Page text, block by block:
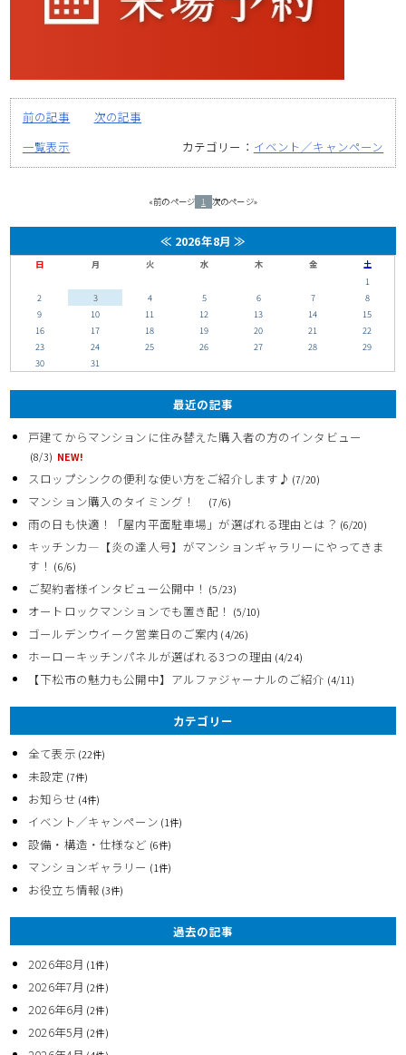
前の記事
次の記事
一覧表示
カテゴリー： イベント／キャンペーン
«前のページ 1 次のページ»
≪ 2026年8月≫
日 月 火 水 木 金
土
1
2
3 4 5 6 7
8
9
10 11 12 13 14
15
16
17 18 19 20 21
22
23
24 25 26 27 28
29
30
31
最近の記事
戸建てからマンションに住み替えた購入者の方のインタビュー
(8/3) NEW!
スロップシンクの便利な使い方をご紹介します♪ (7/20)
マンション購入のタイミング！ (7/6)
雨の日も快適！「屋内平面駐車場」が選ばれる理由とは？ (6/20)
キッチンカ―【炎の達人号】がマンションギャラリーにやってきま
す！ (6/6)
ご契約者様インタビュー公開中！ (5/23)
オートロックマンションでも置き配！ (5/10)
ゴールデンウイーク営業日のご案内 (4/26)
ホーローキッチンパネルが選ばれる3つの理由 (4/24)
【下松市の魅力も公開中】アルファジャーナルのご紹介 (4/11)
カテゴリー
全て表示 (22件)
未設定 (7件)
お知らせ (4件)
イベント／キャンペーン (1件)
設備・構造・仕様など (6件)
マンションギャラリー (1件)
お役立ち情報 (3件)
過去の記事
2026年8月 (1件)
2026年7月 (2件)
2026年6月 (2件)
2026年5月 (2件)